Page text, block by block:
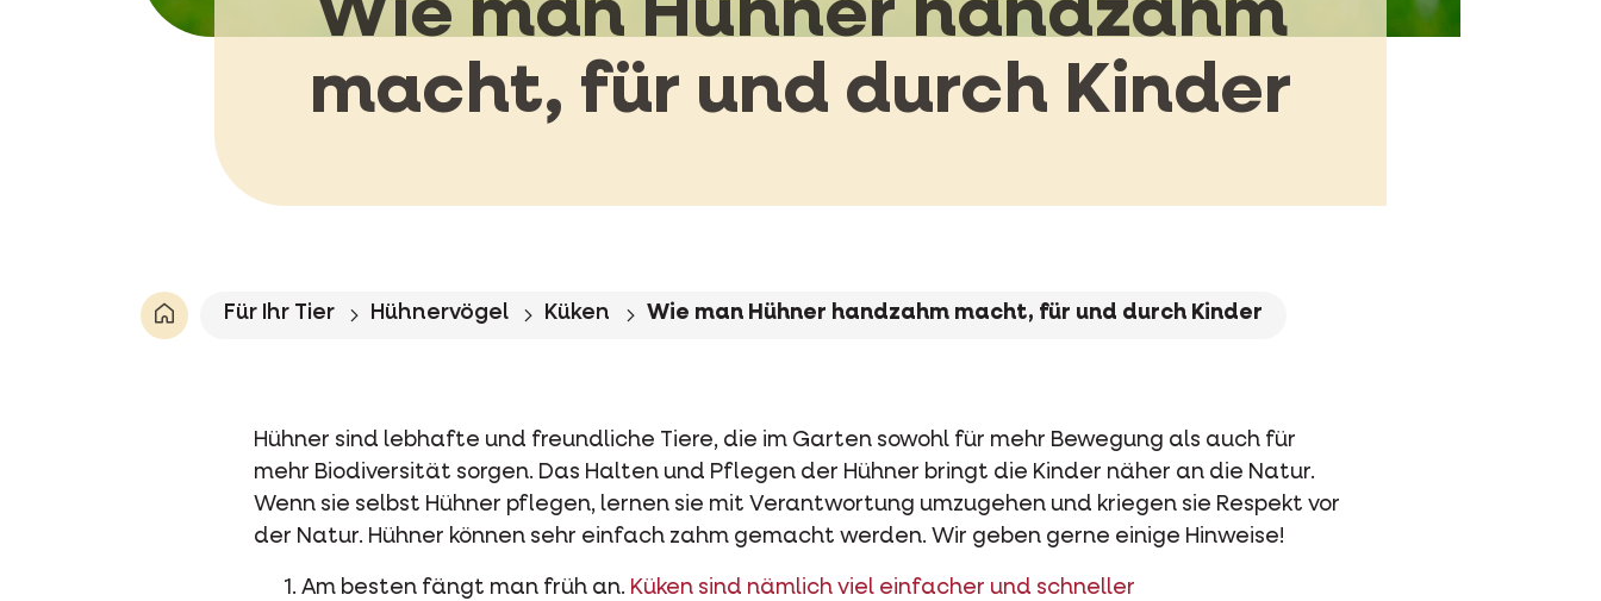
Wie man Hühner handzahm
macht, für und durch Kinder
Für Ihr Tier Hühnervögel Küken Wie man Hühner handzahm macht, für und durch Kinder
Hühner sind lebhafte und freundliche Tiere, die im Garten sowohl für mehr Bewegung als auch für
mehr Biodiversität sorgen. Das Halten und Pflegen der Hühner bringt die Kinder näher an die Natur.
Wenn sie selbst Hühner pflegen, lernen sie mit Verantwortung umzugehen und kriegen sie Respekt vor
der Natur. Hühner können sehr einfach zahm gemacht werden. Wir geben gerne einige Hinweise!
Am besten fängt man früh an. Küken sind nämlich viel einfacher und schneller